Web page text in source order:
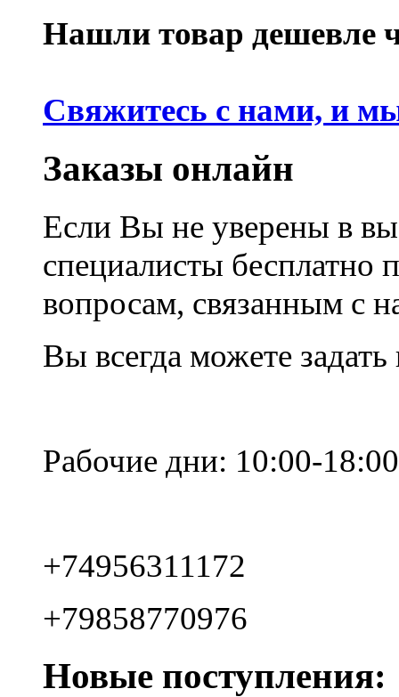
Нашли товар дешевле
Свяжитесь с нами, и
Заказы онлайн
Если Вы не уверены в
специалисты
вопросам, связанным с
Вы всегда можете
Рабочие дни: 10:00-18:00
+74956311172
+79858770976
Новые поступления: